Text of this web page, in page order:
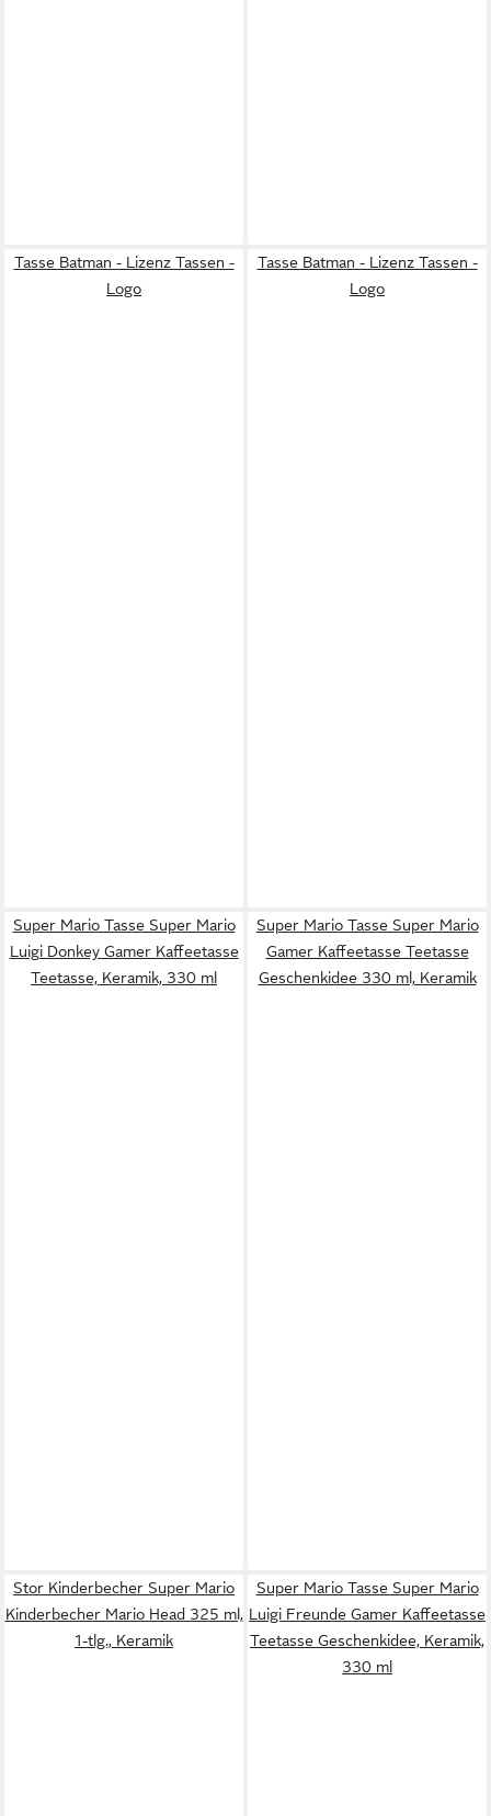
Tasse Batman - Lizenz Tassen -
Logo
Tasse Batman - Lizenz Tassen -
Logo
Super Mario Tasse Super Mario
Luigi Donkey Gamer Kaffeetasse
Teetasse, Keramik, 330 ml
Super Mario Tasse Super Mario
Gamer Kaffeetasse Teetasse
Geschenkidee 330 ml, Keramik
Stor Kinderbecher Super Mario
Kinderbecher Mario Head 325 ml,
1-tlg., Keramik
Super Mario Tasse Super Mario
Luigi Freunde Gamer Kaffeetasse
Teetasse Geschenkidee, Keramik,
330 ml